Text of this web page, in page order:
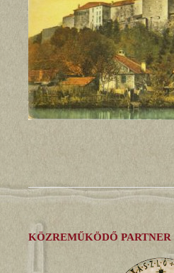
KÖZREMŰKÖDŐ PARTNER